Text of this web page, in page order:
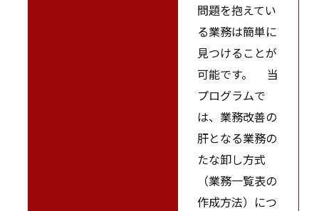
問題を抱えてい
る業務は簡単に
見つけることが
可能です。 当
プログラムで
は、業務改善の
肝となる業務の
たな卸し方式
（業務一覧表の
作成方法）につ